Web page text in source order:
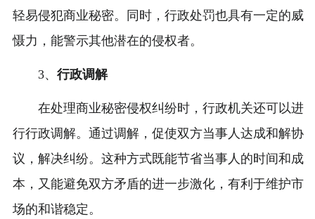
轻易侵犯商业秘密。同时，行政处罚也具有一定的威
慑力，能警示其他潜在的侵权者。
3、 行政调解
在处理商业秘密侵权纠纷时，行政机关还可以进
行行政调解。通过调解，促使双方当事人达成和解协
议，解决纠纷。这种方式既能节省当事人的时间和成
本，又能避免双方矛盾的进一步激化，有利于维护市
场的和谐稳定。